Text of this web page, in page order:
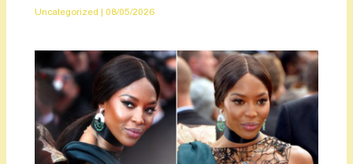
Uncategorized 08/05/2026